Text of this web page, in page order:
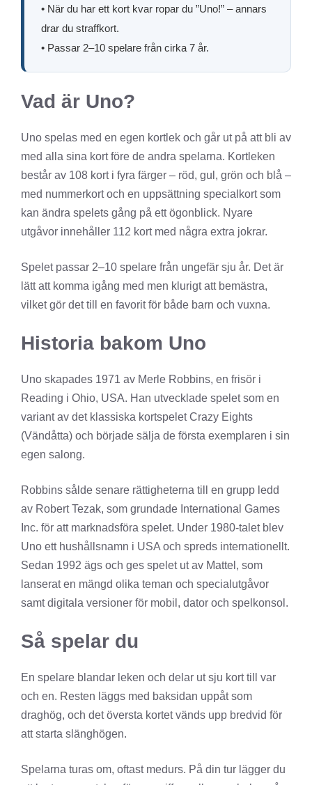
• När du har ett kort kvar ropar du ”Uno!” – annars
drar du straffkort.
• Passar 2–10 spelare från cirka 7 år.
Vad är Uno?
Uno spelas med en egen kortlek och går ut på att bli av
med alla sina kort före de andra spelarna. Kortleken
består av 108 kort i fyra färger – röd, gul, grön och blå –
med nummerkort och en uppsättning specialkort som
kan ändra spelets gång på ett ögonblick. Nyare
utgåvor innehåller 112 kort med några extra jokrar.
Spelet passar 2–10 spelare från ungefär sju år. Det är
lätt att komma igång med men klurigt att bemästra,
vilket gör det till en favorit för både barn och vuxna.
Historia bakom Uno
Uno skapades 1971 av Merle Robbins, en frisör i
Reading i Ohio, USA. Han utvecklade spelet som en
variant av det klassiska kortspelet Crazy Eights
(Vändåtta) och började sälja de första exemplaren i sin
egen salong.
Robbins sålde senare rättigheterna till en grupp ledd
av Robert Tezak, som grundade International Games
Inc. för att marknadsföra spelet. Under 1980-talet blev
Uno ett hushållsnamn i USA och spreds internationellt.
Sedan 1992 ägs och ges spelet ut av Mattel, som
lanserat en mängd olika teman och specialutgåvor
samt digitala versioner för mobil, dator och spelkonsol.
Så spelar du
En spelare blandar leken och delar ut sju kort till var
och en. Resten läggs med baksidan uppåt som
draghög, och det översta kortet vänds upp bredvid för
att starta slänghögen.
Spelarna turas om, oftast medurs. På din tur lägger du